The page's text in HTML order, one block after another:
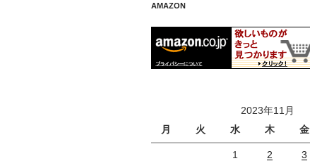
AMAZON
2023年11月
月
火 水 木 金
1 2 3